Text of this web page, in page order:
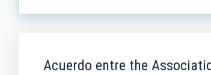
Acuerdo entre the